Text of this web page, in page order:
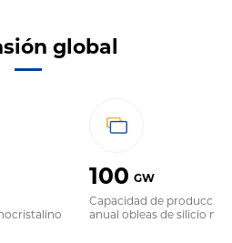
global
100 GW
Capacidad de producción
anual obleas de silicio